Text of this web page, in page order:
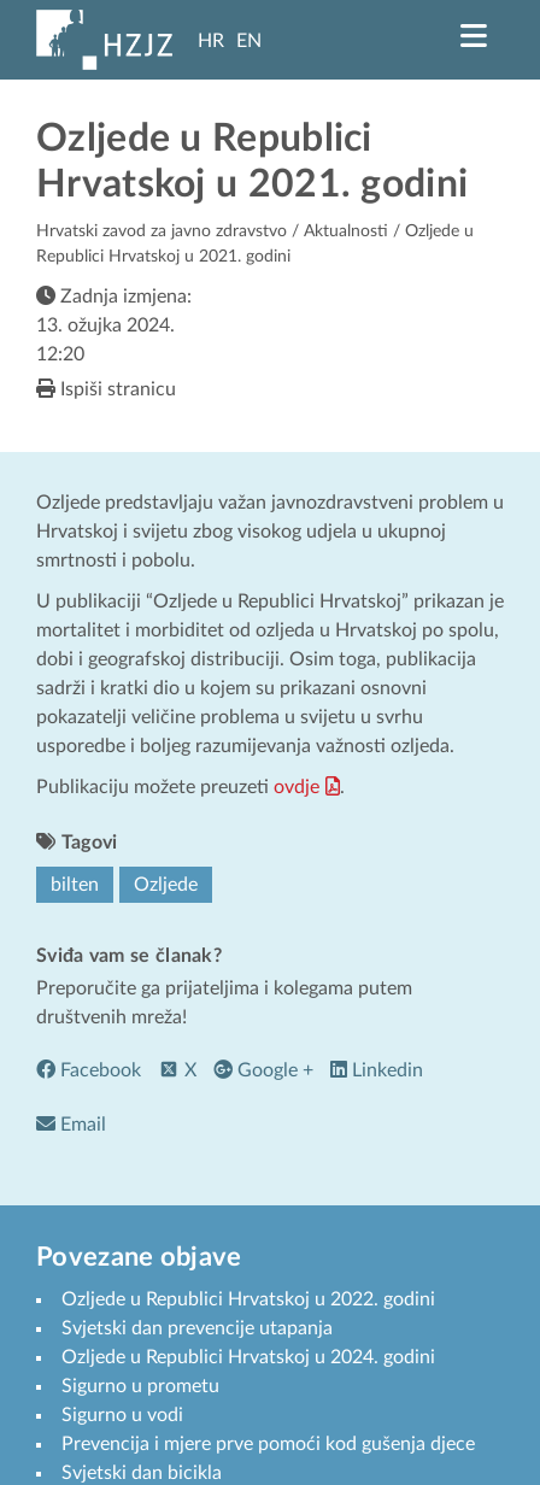
HR EN
Ozljede u Republici
Hrvatskoj u 2021. godini
Hrvatski zavod za javno zdravstvo / Aktualnosti / Ozljede u
Republici Hrvatskoj u 2021. godini
Zadnja izmjena:
13. ožujka 2024.
12:20
Ispiši stranicu
Ozljede predstavljaju važan javnozdravstveni problem u
Hrvatskoj i svijetu zbog visokog udjela u ukupnoj
smrtnosti i pobolu.
U publikaciji “Ozljede u Republici Hrvatskoj” prikazan je
mortalitet i morbiditet od ozljeda u Hrvatskoj po spolu,
dobi i geografskoj distribuciji. Osim toga, publikacija
sadrži i kratki dio u kojem su prikazani osnovni
pokazatelji veličine problema u svijetu u svrhu
usporedbe i boljeg razumijevanja važnosti ozljeda.
Publikaciju možete preuzeti ovdje .
Tagovi
bilten Ozljede
Sviđa vam se članak?
Preporučite ga prijateljima i kolegama putem
društvenih mreža!
Facebook X Google + Linkedin
Email
Povezane objave
Ozljede u Republici Hrvatskoj u 2022. godini
Svjetski dan prevencije utapanja
Ozljede u Republici Hrvatskoj u 2024. godini
Sigurno u prometu
Sigurno u vodi
Prevencija i mjere prve pomoći kod gušenja djece
Svjetski dan bicikla